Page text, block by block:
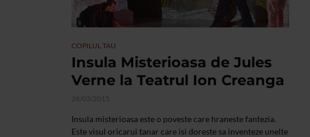
COPILUL TAU
Insula Misterioasa de Jules
Verne la Teatrul Ion Creanga
28/03/2015
Insula misterioasa este o poveste care hraneste fantezia.
Este visul oricarui tanar care isi doreste sa inventeze unelte